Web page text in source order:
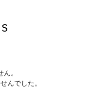
。
んでした。